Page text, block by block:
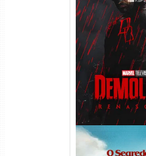
Demolidor:
Temporada
1080p